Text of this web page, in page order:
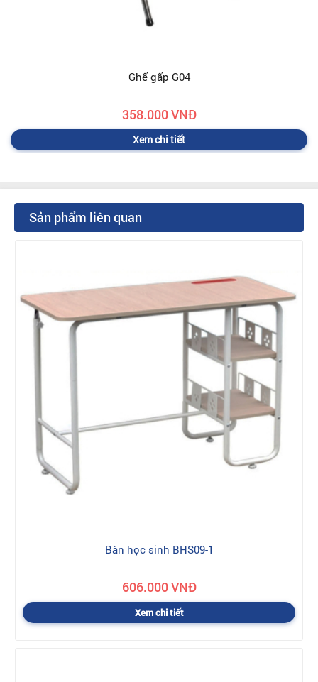
Ghế gấp G04
358.000 VNĐ
Xem chi tiết
Sản phẩm liên quan
Bàn học sinh BHS09-1
606.000 VNĐ
Xem chi tiết